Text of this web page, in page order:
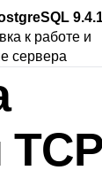
к работе и
сервера